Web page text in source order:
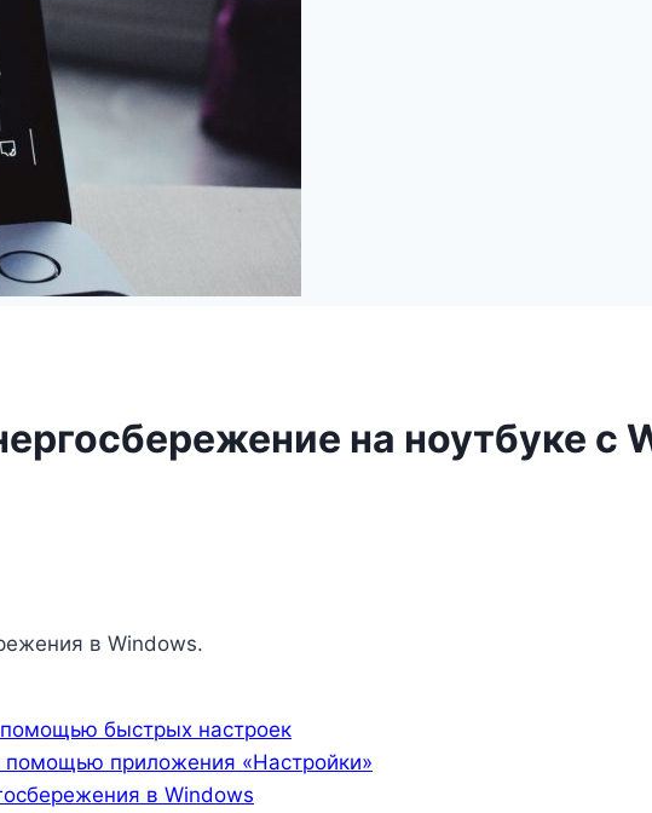
на ноутбуке с
в Windows.
быстрых настроек
помощью приложения «Настройки»
в Windows